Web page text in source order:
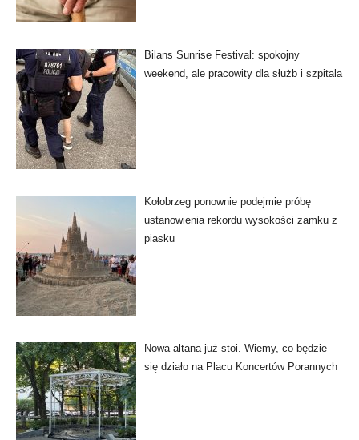
Bilans Sunrise Festival: spokojny
weekend, ale pracowity dla służb i szpitala
Kołobrzeg ponownie podejmie próbę
ustanowienia rekordu wysokości zamku z
piasku
Nowa altana już stoi. Wiemy, co będzie
się działo na Placu Koncertów Porannych